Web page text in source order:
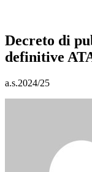
Decreto di
definitive
a.s.2024/25